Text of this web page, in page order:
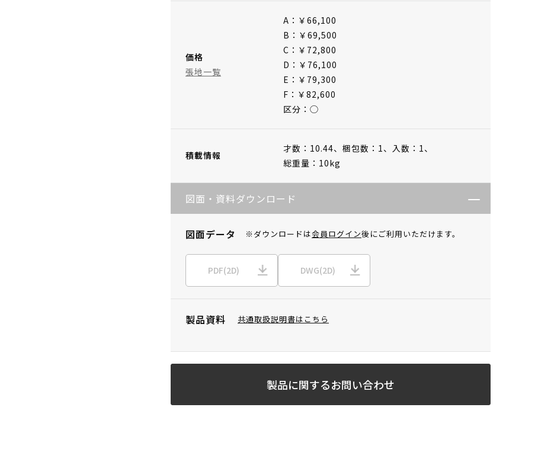
価格
張地一覧
A：￥66,100
B：￥69,500
C：￥72,800
D：￥76,100
E：￥79,300
F：￥82,600
区分：◯
積載情報
才数：10.44、 梱包数：1、 入数：1、
総重量：10kg
図面・資料ダウンロード
図面データ ※ダウンロードは会員ログイン後にご利用いただけます。
PDF(2D) DWG(2D)
製品資料 共通取扱説明書はこちら
製品に関するお問い合わせ